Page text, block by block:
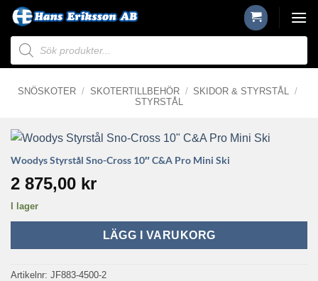
Skip
content
Produktsökning
SNÖSKOTER / SKOTERTILLBEHÖR / SKIDOR & STYRSTÅL /
STYRSTÅL
Woodys Styrstål Sno-Cross 10″ C&A Pro Mini Ski
2 875,00 kr
I lager
LÄGG I VARUKORG
Artikelnr: JF883-4500-2